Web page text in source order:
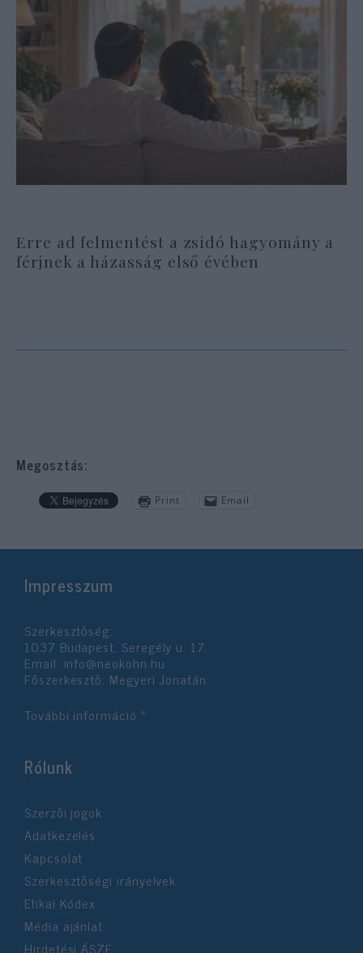
Erre ad felmentést a zsidó hagyomány a
férjnek a házasság első évében
Megosztás:
Print Email
Impresszum
Szerkesztőség:
1037 Budapest, Seregély u. 17.
Email: info@neokohn.hu
Főszerkesztő: Megyeri Jonatán
További információ »
Rólunk
Szerzői jogok
Adatkezelés
Kapcsolat
Szerkesztőségi irányelvek
Etikai Kódex
Média ajánlat
Hirdetési ÁSZF